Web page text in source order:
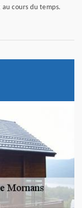
cours du temps.